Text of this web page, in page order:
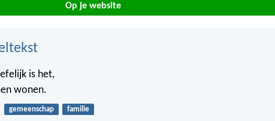
Op je website
is het,
wonen.
gemeenschap familie